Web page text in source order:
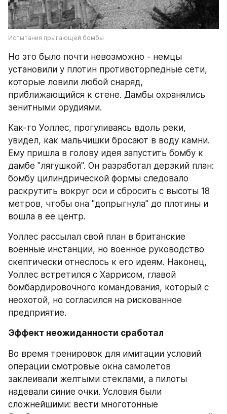
Испытания прыгающей бомбы
Но это было почти невозможно - немцы
установили у плотин противоторпедные сети,
которые ловили любой снаряд,
приближающийся к стене. Дамбы охранялись
зенитными орудиями.
Как-то Уоллес, прогуливаясь вдоль реки,
увидел, как мальчишки бросают в воду камни.
Ему пришла в голову идея запустить бомбу к
дамбе "лягушкой". Он разработал дерзкий план:
бомбу цилиндрической формы следовало
раскрутить вокруг оси и сбросить с высоты 18
метров, чтобы она "допрыгнула" до плотины и
вошла в ее центр.
Уоллес рассылал свой план в британские
военные инстанции, но военное руководство
скептически отнеслось к его идеям. Наконец,
Уоллес встретился с Харрисом, главой
бомбардировочного командования, который с
неохотой, но согласился на рискованное
предприятие.
Эффект неожиданности сработал
Во время тренировок для имитации условий
операции смотровые окна самолетов
заклеивали желтыми стеклами, а пилоты
надевали синие очки. Условия были
сложнейшими: вести многотонные